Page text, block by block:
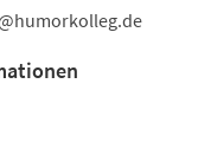
humorkolleg de